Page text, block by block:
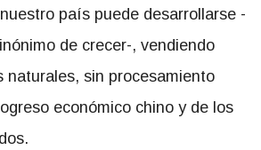
país puede desarrollarse -
de crecer-, vendiendo
naturales, sin procesamiento
económico chino y de los